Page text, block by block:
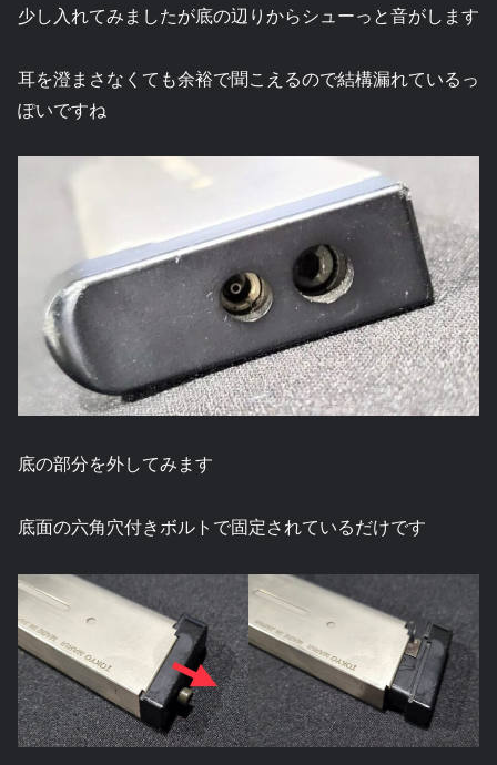
少し入れてみましたが底の辺りからシューっと音がします
耳を澄まさなくても余裕で聞こえるので結構漏れているっ
ぽいですね
底の部分を外してみます
底面の六角穴付きボルトで固定されているだけです